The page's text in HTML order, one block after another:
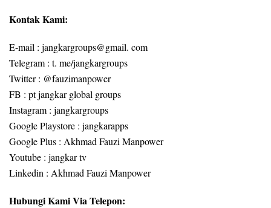
Kontak Kami:
E-mail : jangkargroups@gmail. com
Telegram : t. me/jangkargroups
Twitter : @fauzimanpower
FB : pt jangkar global groups
Instagram : jangkargroups
Google Playstore : jangkarapps
Google Plus : Akhmad Fauzi Manpower
Youtube : jangkar tv
Linkedin : Akhmad Fauzi Manpower
Hubungi Kami Via Telepon: